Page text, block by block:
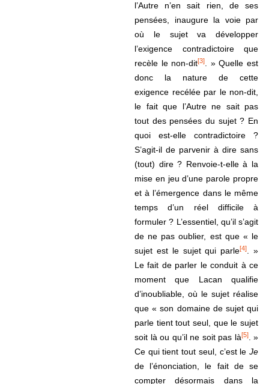
l’Autre n’en sait rien, de ses
pensées, inaugure la voie par
où le sujet va développer
l’exigence contradictoire que
recèle le non-dit[3]
. » Quelle est
donc la nature de cette
exigence recélée par le non-dit,
le fait que l’Autre ne sait pas
tout des pensées du sujet ? En
quoi est-elle contradictoire ?
S’agit-il de parvenir à dire sans
(tout) dire ? Renvoie-t-elle à la
mise en jeu d’une parole propre
et à l’émergence dans le même
temps d’un réel difficile à
formuler ? L’essentiel, qu’il s’agit
de ne pas oublier, est que « le
sujet est le sujet qui parle[4]
. »
Le fait de parler le conduit à ce
moment que Lacan qualifie
d’inoubliable, où le sujet réalise
que « son domaine de sujet qui
parle tient tout seul, que le sujet
soit là ou qu’il ne soit pas là[5]. »
Ce qui tient tout seul, c’est leJe
de l’énonciation, le fait de se
compter désormais dans la